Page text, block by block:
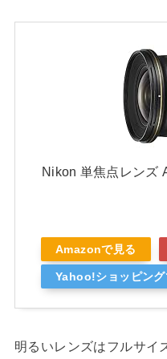
Nikon 単焦点レンズ
Amazonで見る
Yahoo!ショッピング
明るいレンズはフルサイ